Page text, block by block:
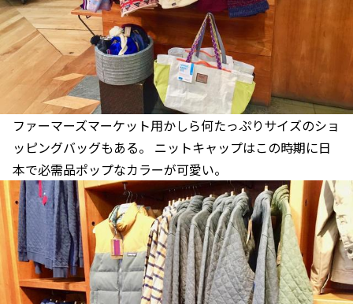
ファーマーズマーケット用かしら何たっぷりサイズのショ
ッピングバッグもある。 ニットキャップはこの時期に日
本で必需品ポップなカラーが可愛い。